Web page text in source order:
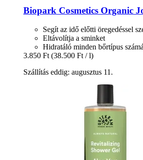
Biopark Cosmetics Organic
Segít az idő előtti öregedéssel
Eltávolítja a sminket
Hidratáló minden bőrtípus
3.850 Ft (38.500 Ft / l)
Szállítás eddig: augusztus 11.